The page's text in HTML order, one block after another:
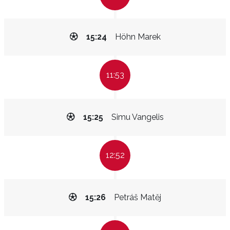
Höhn Marek
15:24
11:53
Simu Vangelis
15:25
12:52
Petráš Matěj
15:26